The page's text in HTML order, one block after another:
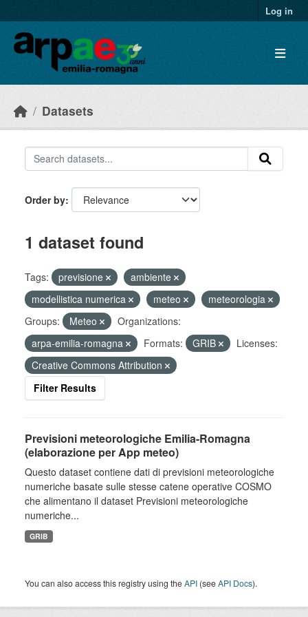
Log in
Datasets
Order by
1 dataset found
Tags: previsione
ambiente
modellistica numerica
meteo
meteorologia
Groups:
Meteo
Organizations:
arpa-emilia-romagna
Formats: GRIB
Licenses:
Creative Commons Attribution
Filter Results
Previsioni meteorologiche Emilia-Romagna
(elaborazione per App meteo)
Questo dataset contiene dati di previsioni meteorologiche
numeriche basate sulle stesse catene operative COSMO
che alimentano il dataset Previsioni meteorologiche
numeriche...
GRIB
You can also access this registry using theAPI (seeAPI Docs).